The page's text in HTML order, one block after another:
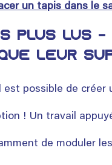
un tapis dans le
plus lus -
leur
possible de créer
! Un travail
de moduler